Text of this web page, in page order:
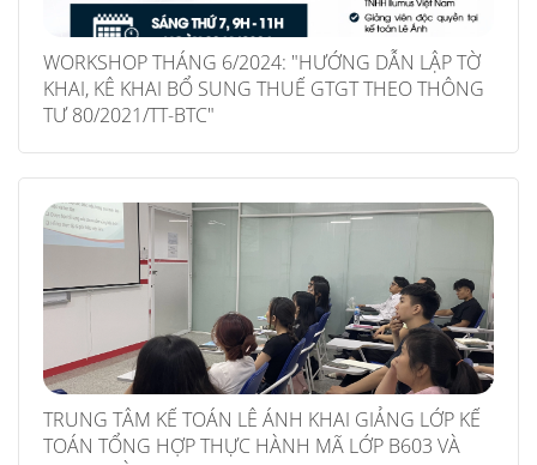
WORKSHOP THÁNG 6/2024: "HƯỚNG DẪN LẬP TỜ
KHAI, KÊ KHAI BỔ SUNG THUẾ GTGT THEO THÔNG
TƯ 80/2021/TT-BTC"
TRUNG TÂM KẾ TOÁN LÊ ÁNH KHAI GIẢNG LỚP KẾ
TOÁN TỔNG HỢP THỰC HÀNH MÃ LỚP B603 VÀ